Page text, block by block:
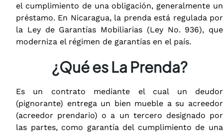
el cumplimiento de una obligación, generalmente un
préstamo. En Nicaragua, la prenda está regulada por
la Ley de Garantías Mobiliarias (Ley No. 936), que
moderniza el régimen de garantías en el país.
¿Qué es La Prenda?
Es un contrato mediante el cual un deudor
(pignorante) entrega un bien mueble a su acreedor
(acreedor prendario) o a un tercero designado por
las partes, como garantía del cumplimiento de una